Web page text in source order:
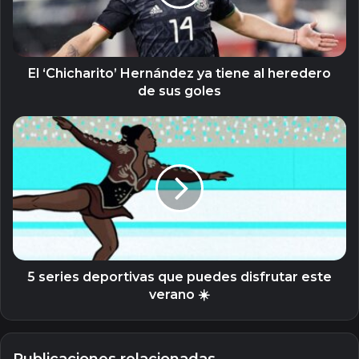
al
heredero
sus
golesEl ‘Chicharito’ Hernández ya tiene al heredero
de sus goles
5
series
puedes
disfrutar
este
☀️
5 series deportivas que puedes disfrutar este
verano ☀️